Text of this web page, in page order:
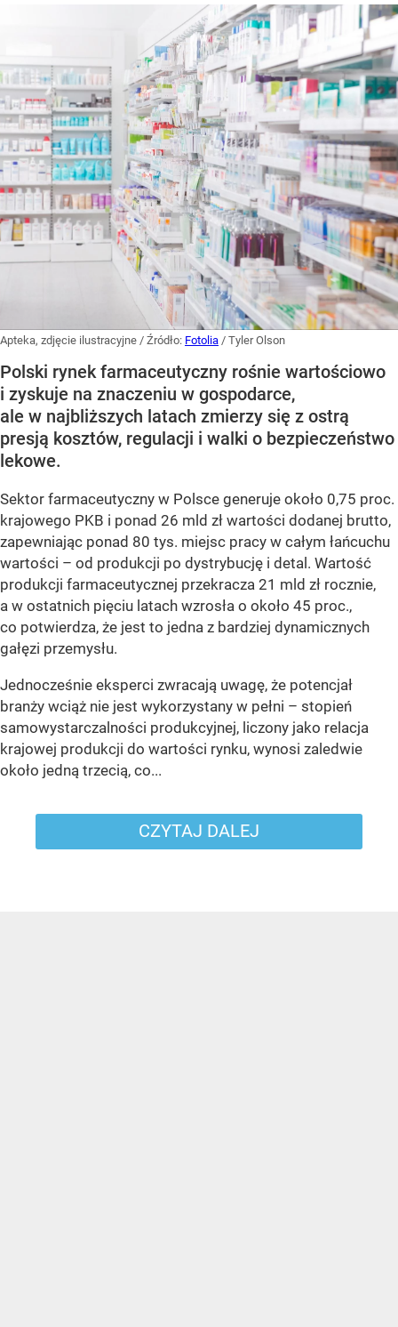
Apteka, zdjęcie ilustracyjne / Źródło: Fotolia / Tyler Olson
Polski rynek farmaceutyczny rośnie wartościowo
i zyskuje na znaczeniu w gospodarce,
ale w najbliższych latach zmierzy się z ostrą
presją kosztów, regulacji i walki o bezpieczeństwo
lekowe.
Sektor farmaceutyczny w Polsce generuje około 0,75 proc.
krajowego PKB i ponad 26 mld zł wartości dodanej brutto,
zapewniając ponad 80 tys. miejsc pracy w całym łańcuchu
wartości – od produkcji po dystrybucję i detal. Wartość
produkcji farmaceutycznej przekracza 21 mld zł rocznie,
a w ostatnich pięciu latach wzrosła o około 45 proc.,
co potwierdza, że jest to jedna z bardziej dynamicznych
gałęzi przemysłu.
Jednocześnie eksperci zwracają uwagę, że potencjał
branży wciąż nie jest wykorzystany w pełni – stopień
samowystarczalności produkcyjnej, liczony jako relacja
krajowej produkcji do wartości rynku, wynosi zaledwie
około jedną trzecią, co...
CZYTAJ DALEJ